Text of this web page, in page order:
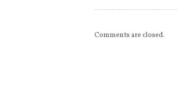
Comments are closed.